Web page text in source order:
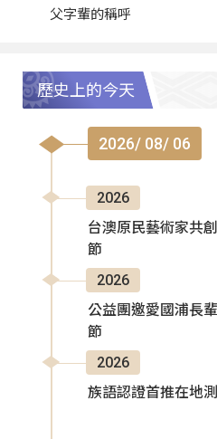
父字輩的稱呼
歷史上的今天
2026/ 08/ 06
2026
台澳原民藝術家共
節
2026
公益團邀愛國浦長
節
2026
族語認證首推在地